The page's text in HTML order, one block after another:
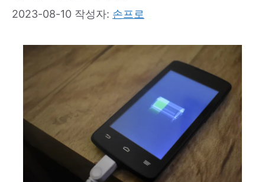
2023-08-10 작성자: 손프로